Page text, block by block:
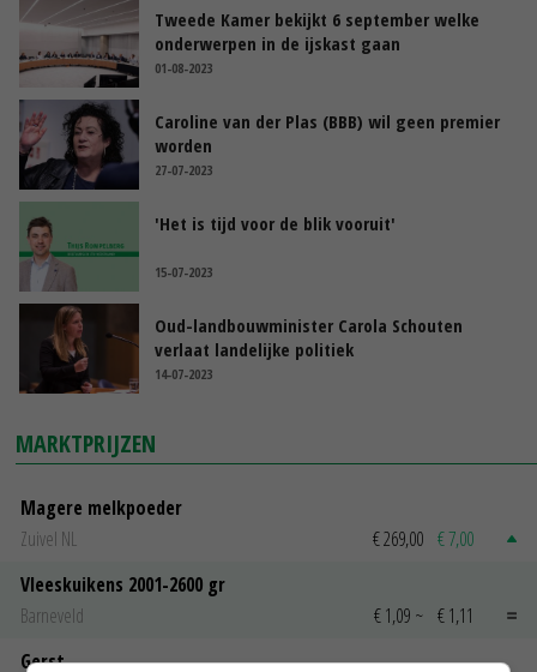
Tweede Kamer bekijkt 6 september welke
onderwerpen in de ijskast gaan
01-08-2023
Caroline van der Plas (BBB) wil geen premier
worden
27-07-2023
'Het is tijd voor de blik vooruit'
15-07-2023
Oud-landbouwminister Carola Schouten
verlaat landelijke politiek
14-07-2023
MARKTPRIJZEN
Magere melkpoeder
Zuivel NL
€ 269,00 € 7,00
Vleeskuikens 2001-2600 gr
Barneveld
€ 1,09 ~ € 1,11
Gerst